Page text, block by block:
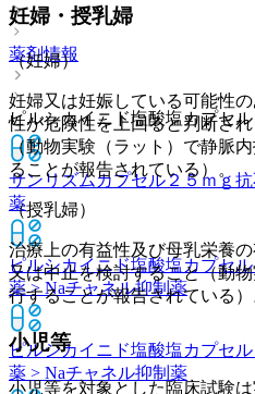
薬剤情報
ピルシカイニド塩酸塩カプセ
サンリズムカプセル２５ｍｇ
薬
ピルシカイニド塩酸塩カプセ
薬 > Naチャネル抑制薬
ピルシカイニド塩酸塩カプセル
薬 > Naチャネル抑制薬
妊婦・授乳婦
（妊婦）
妊婦又は妊娠している可能性
性が危険性を上回ると判断さ
（動物実験（ラット）で静脈
ることが報告されている）。
（授乳婦）
治療上の有益性及び母乳栄養
又は中止を検討すること（動
行することが報告されている）
小児等
小児等を対象とした臨床試験は